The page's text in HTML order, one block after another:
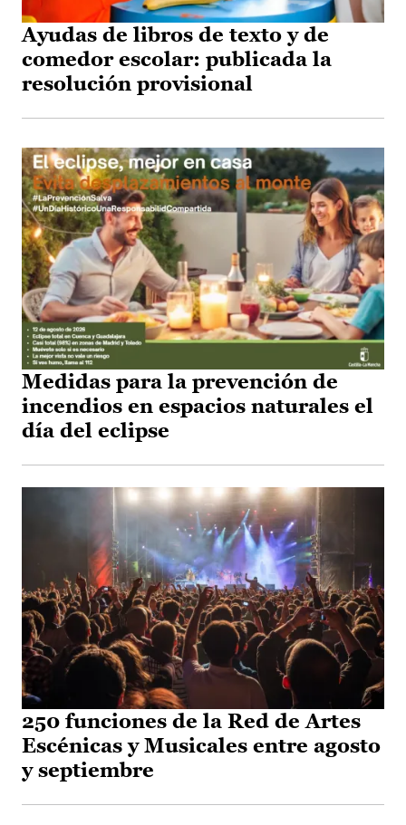
Ayudas de libros de texto y de
comedor escolar: publicada la
resolución provisional
Medidas para la prevención de
incendios en espacios naturales el
día del eclipse
250 funciones de la Red de Artes
Escénicas y Musicales entre agosto
y septiembre